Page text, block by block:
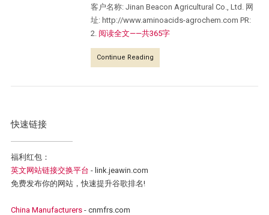
客户名称: Jinan Beacon Agricultural Co., Ltd. 网
址: http://www.aminoacids-agrochem.com PR:
2. 阅读全文——共365字
Continue Reading
快速链接
福利红包：
英文网站链接交换平台 - link.jeawin.com
免费发布你的网站，快速提升谷歌排名!
China Manufacturers- cnmfrs.com